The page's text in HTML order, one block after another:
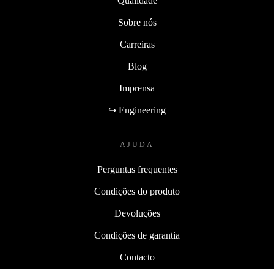
Sobre nós
Carreiras
Blog
Imprensa
↪ Engineering
AJUDA
Perguntas frequentes
Condições do produto
Devoluções
Condições de garantia
Contacto